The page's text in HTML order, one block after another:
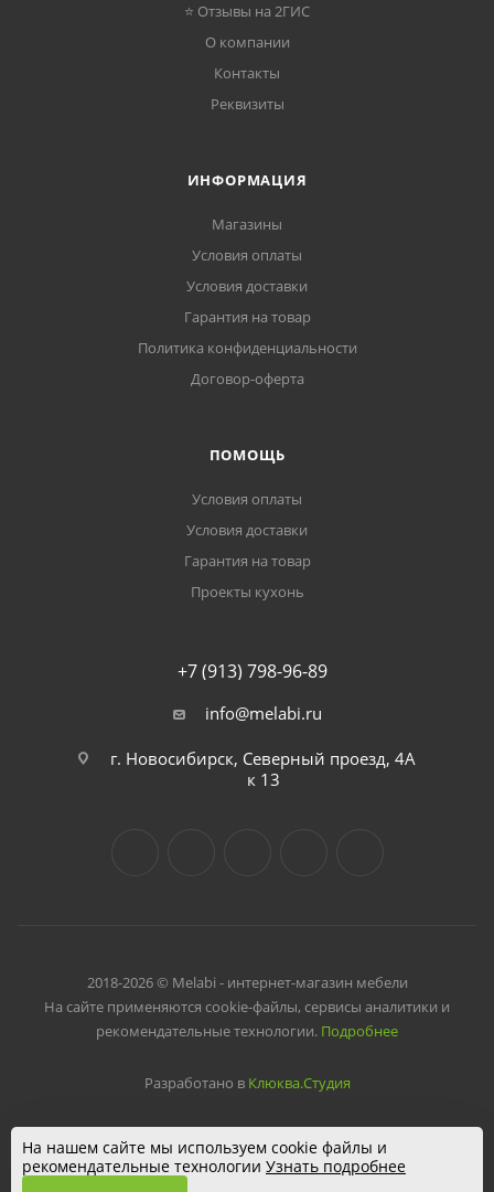
⭐ Отзывы на 2ГИС
О компании
Контакты
Реквизиты
ИНФОРМАЦИЯ
Магазины
Условия оплаты
Условия доставки
Гарантия на товар
Политика конфиденциальности
Договор-оферта
ПОМОЩЬ
Условия оплаты
Условия доставки
Гарантия на товар
Проекты кухонь
+7 (913) 798-96-89
info@melabi.ru
г. Новосибирск, Северный проезд, 4А
к 13
2018-2026 © Melabi - интернет-магазин мебели
На сайте применяются cookie-файлы, сервисы аналитики и
рекомендательные технологии. Подробнее
Разработано в Клюква.Студия
На нашем сайте мы используем cookie файлы и
рекомендательные технологии Узнать подробнее